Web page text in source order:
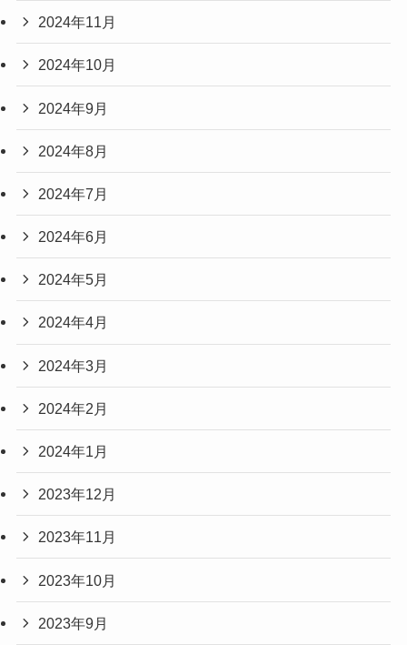
2024年11月
2024年10月
2024年9月
2024年8月
2024年7月
2024年6月
2024年5月
2024年4月
2024年3月
2024年2月
2024年1月
2023年12月
2023年11月
2023年10月
2023年9月